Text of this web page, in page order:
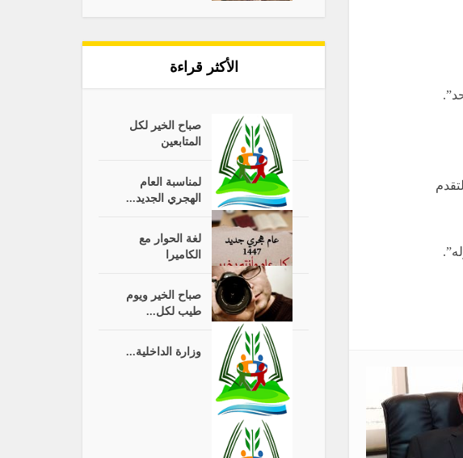
الأكثر قراءة
صباح الخير لكل
المتابعين
لمناسبة العام
الهجري الجديد...
لغة الحوار مع
الكاميرا
صباح الخير ويوم
طيب لكل...
وزارة الداخلية...